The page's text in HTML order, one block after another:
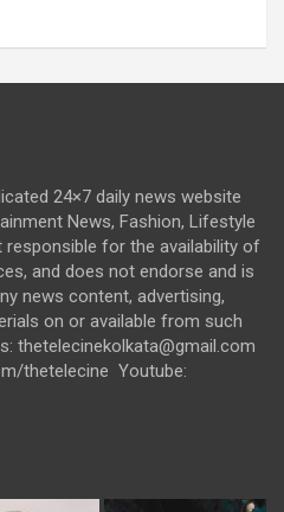
24×7 daily news website
News, Fashion, Lifestyle
responsible for the availability of
and does not endorse and is
news content, advertising,
on or available from such
thetelecinekolkata@gmail.com
thetelecine Youtube: